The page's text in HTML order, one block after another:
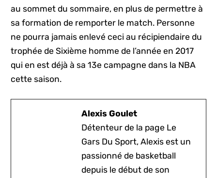
au sommet du sommaire, en plus de permettre à
sa formation de remporter le match. Personne
ne pourra jamais enlevé ceci au récipiendaire du
trophée de Sixième homme de l’année en 2017
qui en est déjà à sa 13e campagne dans la NBA
cette saison.
Alexis Goulet
Détenteur de la page Le
Gars Du Sport, Alexis est un
passionné de basketball
depuis le début de son